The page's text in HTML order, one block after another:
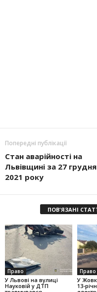
Попередні публікації
Стан аварійності на
Львівщині за 27 грудня
2021 року
ПОВ'ЯЗАНІ
Право
У Львові на вулиці
Науковій у ДТП
Право
У
13-